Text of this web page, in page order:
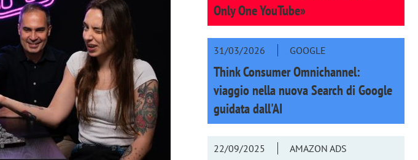
Only One YouTube»
31/03/2026 GOOGLE
Think Consumer Omnichannel:
viaggio nella nuova Search di Google
guidata dall'AI
22/09/2025 AMAZON ADS